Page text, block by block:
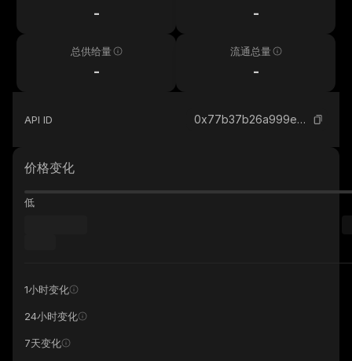
- -
总供给量
-
流通总量
-
API ID 0x77b37b26a999e70e069b4caaa9a048c00e64aba0_binance_smart
价格变化
低
1小时变化
24小时变化
7天变化